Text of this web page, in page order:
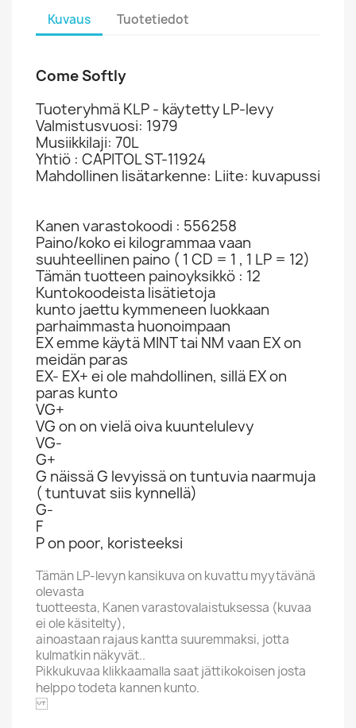
Kuvaus Tuotetiedot
Come Softly
Tuoteryhmä KLP - käytetty LP-levy
Valmistusvuosi: 1979
Musiikkilaji: 70L
Yhtiö : CAPITOL ST-11924
Mahdollinen lisätarkenne: Liite: kuvapussi
Kanen varastokoodi : 556258
Paino/koko ei kilogrammaa vaan
suuhteellinen paino ( 1 CD = 1 , 1 LP = 12)
Tämän tuotteen painoyksikkö : 12
Kuntokoodeista lisätietoja
kunto jaettu kymmeneen luokkaan
parhaimmasta huonoimpaan
EX emme käytä MINT tai NM vaan EX on
meidän paras
EX- EX+ ei ole mahdollinen, sillä EX on
paras kunto
VG+
VG on on vielä oiva kuuntelulevy
VG-
G+
G näissä G levyissä on tuntuvia naarmuja
( tuntuvat siis kynnellä)
G-
F
P on poor, koristeeksi
Tämän LP-levyn kansikuva on kuvattu myytävänä
olevasta
tuotteesta, Kanen varastovalaistuksessa (kuvaa
ei ole käsitelty),
ainoastaan rajaus kantta suuremmaksi, jotta
kulmatkin näkyvät..
Pikkukuvaa klikkaamalla saat jättikokoisen josta
helppo todeta kannen kunto.